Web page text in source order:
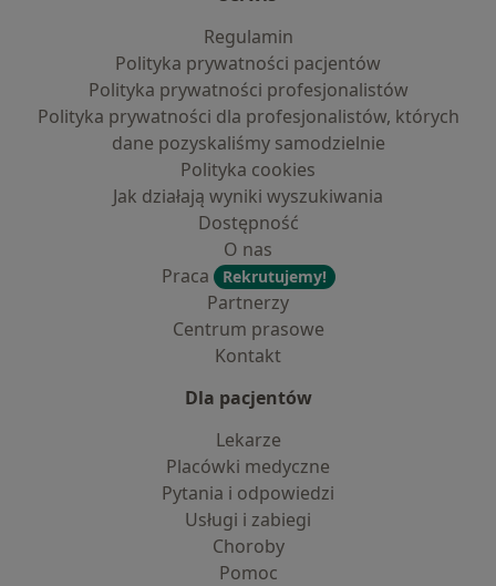
Regulamin
Polityka prywatności pacjentów
Polityka prywatności profesjonalistów
Polityka prywatności dla profesjonalistów, których
dane pozyskaliśmy samodzielnie
Polityka cookies
Jak działają wyniki wyszukiwania
Dostępność
O nas
Praca
Rekrutujemy!
Partnerzy
Centrum prasowe
Kontakt
Dla pacjentów
Lekarze
Placówki medyczne
Pytania i odpowiedzi
Usługi i zabiegi
Choroby
Pomoc